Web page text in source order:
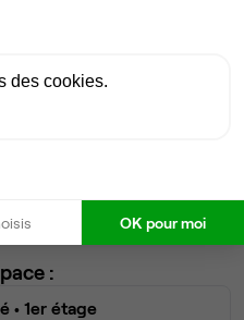
• 2ème étage
:
• 1er étage
des cookies.
OK pour moi